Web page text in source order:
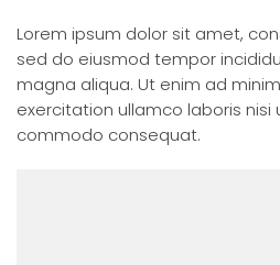
Lorem ipsum dolor sit amet,
sed do eiusmod tempor
magna aliqua. Ut enim ad
exercitation ullamco laboris nisi
commodo consequat.